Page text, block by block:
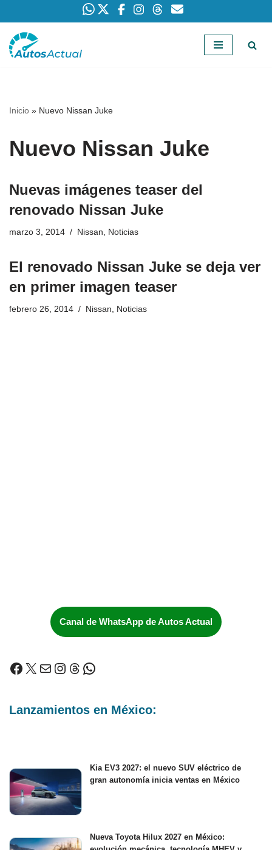
Saltar
Inicio » Nuevo Nissan Juke
Nuevo Nissan Juke
Nuevas imágenes teaser del
renovado Nissan Juke
marzo 3, 2014 Nissan, Noticias
El renovado Nissan Juke se deja ver
en primer imagen teaser
febrero 26, 2014 Nissan, Noticias
Canal de WhatsApp de Autos Actual
Lanzamientos en México:
Kia EV3 2027: el nuevo SUV eléctrico de
gran autonomía inicia ventas en México
Nueva Toyota Hilux 2027 en México: